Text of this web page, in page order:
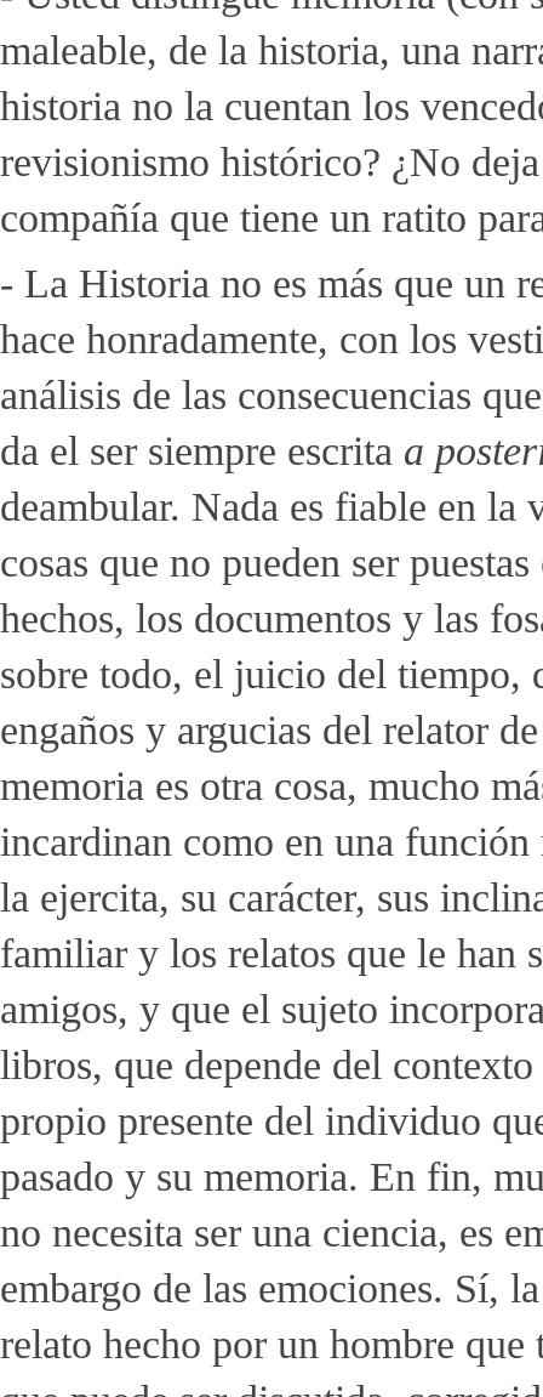
maleable, de la historia, una
historia no la cuentan los
revisionismo histórico? ¿No
compañía que tiene un ratito
- La Historia no es más que un
hace honradamente, con los
análisis de las consecuencias
da el ser siempre escrita a
deambular. Nada es fiable en la
cosas que no pueden ser
hechos, los documentos y las
sobre todo, el juicio del tiempo,
engaños y argucias del relator
memoria es otra cosa, mucho
incardinan como en una
la ejercita, su carácter, sus
familiar y los relatos que le han
amigos, y que el sujeto
libros, que depende del
propio presente del individuo
pasado y su memoria. En fin,
no necesita ser una ciencia, es
embargo de las emociones. Sí,
relato hecho por un hombre